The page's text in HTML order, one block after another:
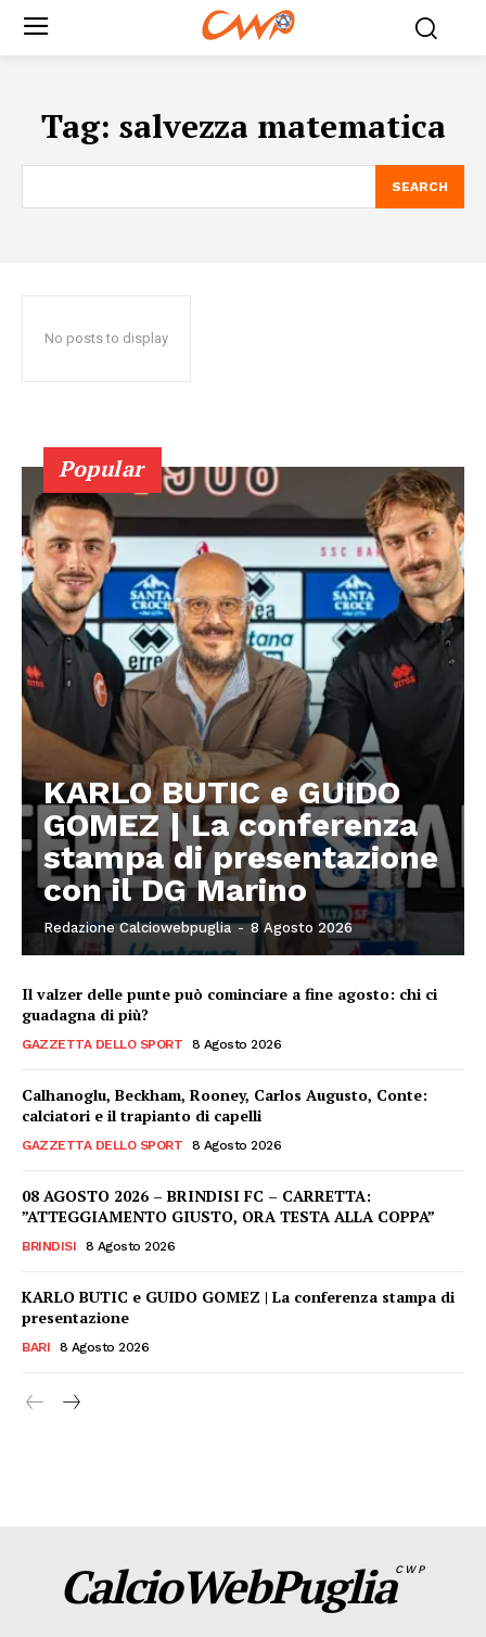
Tag: salvezza matematica
SEARCH
No posts to display
Popular
KARLO BUTIC e GUIDO
GOMEZ | La conferenza
stampa di presentazione
con il DG Marino
Redazione Calciowebpuglia - 8 Agosto 2026
Il valzer delle punte può cominciare a fine agosto: chi ci
guadagna di più?
GAZZETTA DELLO SPORT 8 Agosto 2026
Calhanoglu, Beckham, Rooney, Carlos Augusto, Conte:
calciatori e il trapianto di capelli
GAZZETTA DELLO SPORT 8 Agosto 2026
08 AGOSTO 2026 – BRINDISI FC – CARRETTA:
”ATTEGGIAMENTO GIUSTO, ORA TESTA ALLA COPPA”
BRINDISI 8 Agosto 2026
KARLO BUTIC e GUIDO GOMEZ | La conferenza stampa di
presentazione
BARI 8 Agosto 2026
CalcioWebPugliaCWP